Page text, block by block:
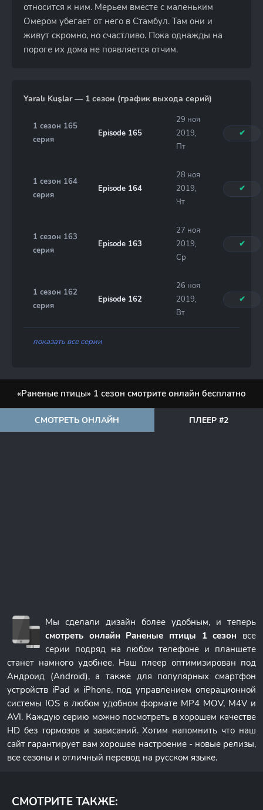
относится к ним. Мерьем вместе с маленьким
Омером убегает от него в Стамбул. Там они и
живут скромно, но счастливо. Пока однажды на
пороге их дома не появляется отчим.
Yaralı Kuşlar — 1 сезон (график выхода серий)
1 сезон 165
серия
Episode 165
29 ноя
2019,
Пт
✔
1 сезон 164
серия
Episode 164
28 ноя
2019,
Чт
✔
1 сезон 163
серия
Episode 163
27 ноя
2019,
Ср
✔
1 сезон 162
серия
Episode 162
26 ноя
2019,
Вт
✔
показать все серии
«Раненые птицы» 1 сезон смотрите онлайн бесплатно
СМОТРЕТЬ ОНЛАЙН ПЛЕЕР #2
Мы сделали дизайн более удобным, и теперь
смотреть онлайн Раненые птицы 1 сезон все
серии подряд на любом телефоне и планшете
станет намного удобнее. Наш плеер оптимизирован под
Андроид (Android), а также для популярных смартфон
устройств iPad и iPhone, под управлением операционной
системы IOS в любом удобном формате MP4 MOV, M4V и
AVI. Каждую серию можно посмотреть в хорошем качестве
HD без тормозов и зависаний. Хотим напомнить что наш
сайт гарантирует вам хорошее настроение - новые релизы,
все сезоны и отличный перевод на русском языке.
СМОТРИТЕ ТАКЖЕ: